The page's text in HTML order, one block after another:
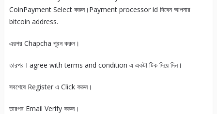
CoinPayment Select করুন।Payment processor id দিবেন আপনার
bitcoin address.
এরপর Chapcha পূরন করুন।
তারপর I agree with terms and condition এ একটা টিক দিয়ে দিন।
সবশেষে Register এ Click করুন।
তারপর Email Verify করুন।